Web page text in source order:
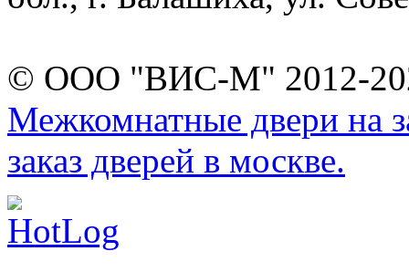
© ООО "ВИС-М" 2012-
Межкомнатные двери на
заказ дверей в москве.